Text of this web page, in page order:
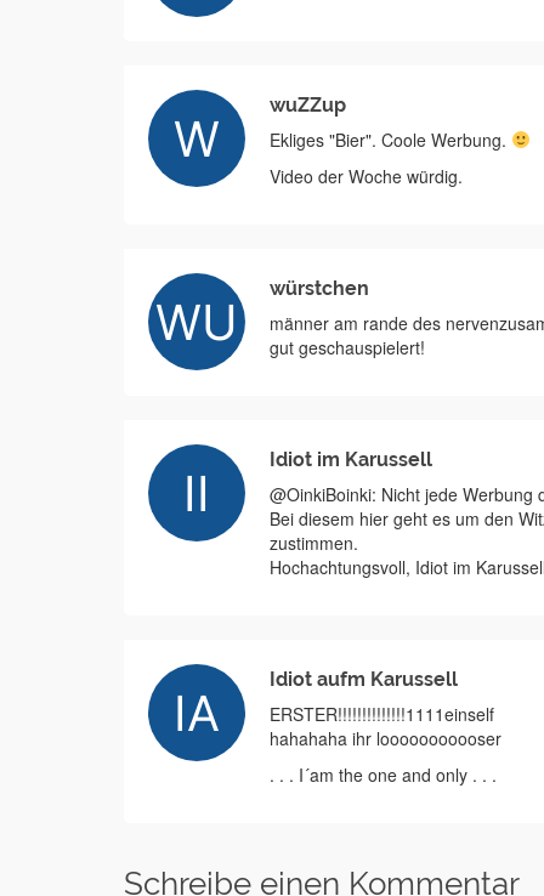
wuZZup
Ekliges "Bier". Coole Werbung.
Video der Woche würdig.
würstchen
männer am rande des
gut geschauspielert!
Idiot im Karussell
@OinkiBoinki: Nicht jede
Bei diesem hier geht es um den
zustimmen.
Hochachtungsvoll, Idiot im Karussell
Idiot aufm Karussell
ERSTER!!!!!!!!!!!!!!1111einself
hahahaha ihr looooooooooser
. . . I´am the one and only . . .
Schreibe einen Kommentar